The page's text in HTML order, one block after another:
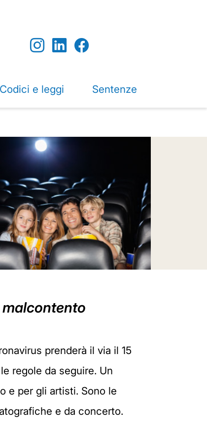
Codici e leggi Sentenze
prenderà il via il 15
regole da seguire. Un
e per gli artisti. Sono le
e da concerto.